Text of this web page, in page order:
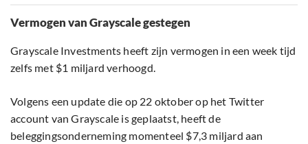
Vermogen van Grayscale gestegen
Grayscale Investments heeft zijn vermogen in een week tijd
zelfs met $1 miljard verhoogd.
Volgens een update die op 22 oktober op het Twitter
account van Grayscale is geplaatst, heeft de
beleggingsonderneming momenteel $7,3 miljard aan